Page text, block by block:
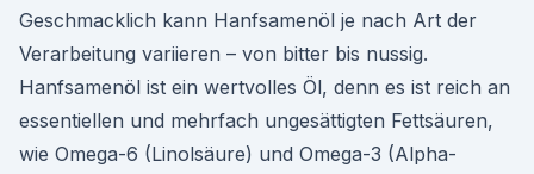
Geschmacklich kann Hanfsamenöl je nach Art der
Verarbeitung variieren – von bitter bis nussig.
Hanfsamenöl ist ein wertvolles Öl, denn es ist reich an
essentiellen und mehrfach ungesättigten Fettsäuren,
wie Omega-6 (Linolsäure) und Omega-3 (Alpha-